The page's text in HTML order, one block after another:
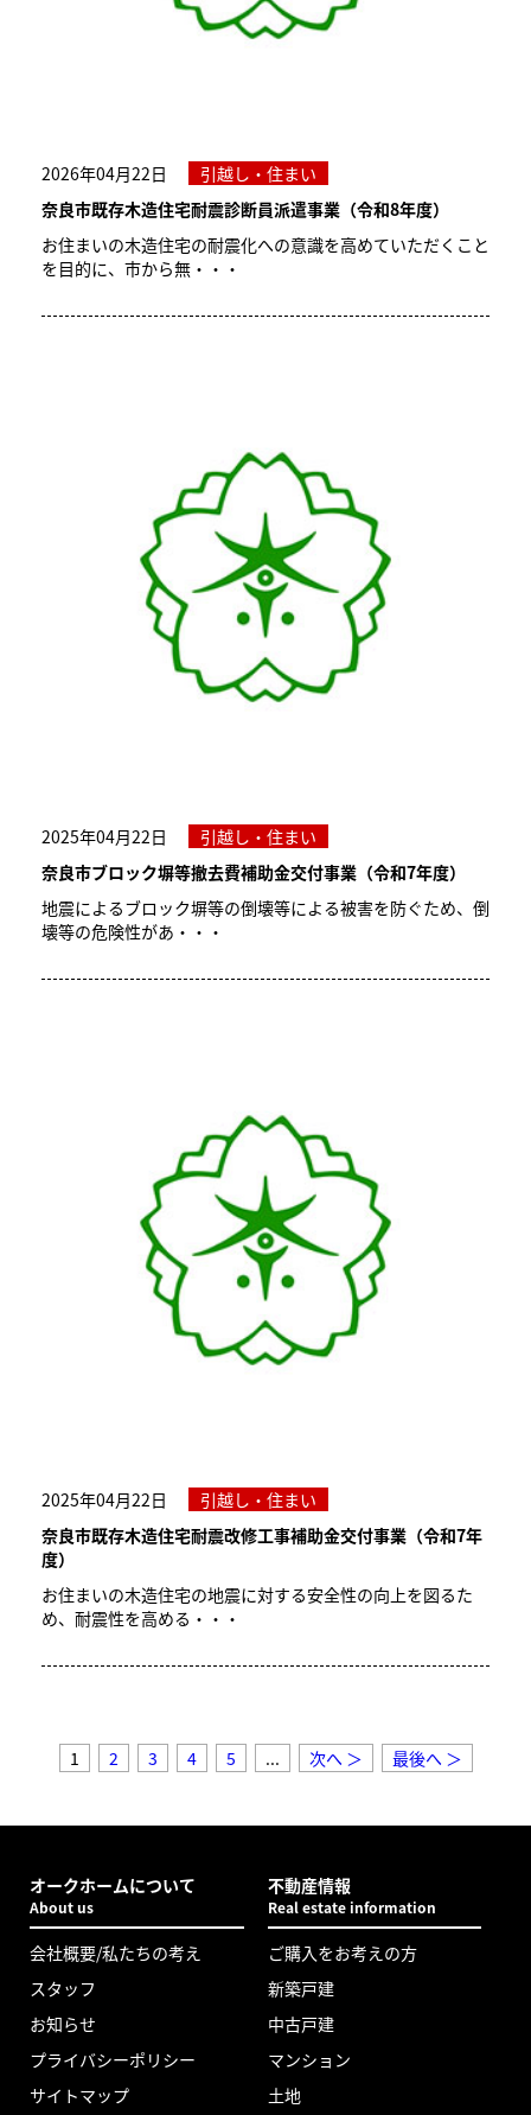
2026年04月22日
引越し・住まい
奈良市既存木造住宅耐震診断員派遣事業（令和8年度）
お住まいの木造住宅の耐震化への意識を高めていただくこと
を目的に、市から無・・・
2025年04月22日
引越し・住まい
奈良市ブロック塀等撤去費補助金交付事業（令和7年度）
地震によるブロック塀等の倒壊等による被害を防ぐため、倒
壊等の危険性があ・・・
2025年04月22日
引越し・住まい
奈良市既存木造住宅耐震改修工事補助金交付事業（令和7年
度）
お住まいの木造住宅の地震に対する安全性の向上を図るた
め、耐震性を高める・・・
1 2 3 4 5 ... 次へ ＞ 最後へ ＞
オークホームについて
About us
会社概要/私たちの考え
スタッフ
お知らせ
プライバシーポリシー
サイトマップ
不動産情報
Real estate information
ご購入をお考えの方
新築戸建
中古戸建
マンション
土地